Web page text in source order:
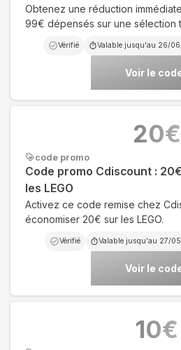
Obtenez une réduction
99€ dépensés sur une sélection
Vérifié Valable jusqu'au 26/
Voir le
code promo
Code promo Cdiscount :
les LEGO
Activez ce code remise chez
économiser 20€ sur les LEGO.
Vérifié Valable jusqu'au 27/
Voir le
20€
10€